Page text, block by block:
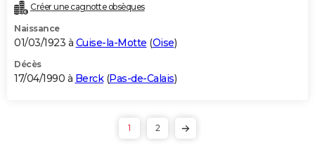
Créer une cagnotte obsèques
Naissance
01/03/1923 à Cuise-la-Motte (Oise)
Décès
17/04/1990 à Berck(Pas-de-Calais)
1 2